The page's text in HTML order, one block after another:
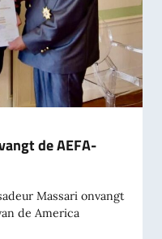
de AEFA-
Massari onvangt
de America